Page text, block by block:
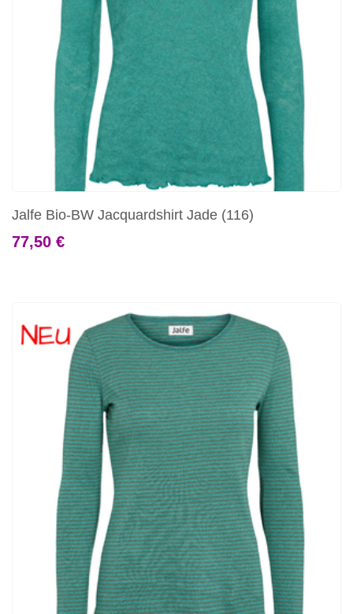
Jalfe Bio-BW Jacquardshirt Jade (116)
77,50 €